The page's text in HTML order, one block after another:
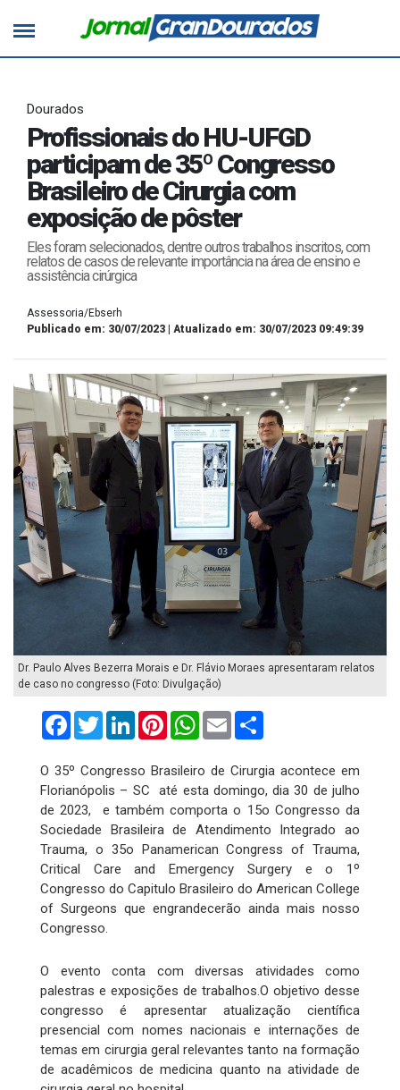
Dourados
Profissionais do HU-UFGD
participam de 35º Congresso
Brasileiro de Cirurgia com
exposição de pôster
Eles foram selecionados, dentre outros trabalhos inscritos, com
relatos de casos de relevante importância na área de ensino e
assistência cirúrgica
Assessoria/Ebserh
Publicado em: 30/07/2023 | Atualizado em: 30/07/2023 09:49:39
Dr. Paulo Alves Bezerra Morais e Dr. Flávio Moraes apresentaram relatos
de caso no congresso (Foto: Divulgação)
FacebookTwitterLinkedInPinterestWhatsApp
Email
O 35º Congresso Brasileiro de Cirurgia acontece em
Florianópolis – SC até esta domingo, dia 30 de julho
de 2023, e também comporta o 15o Congresso da
Sociedade Brasileira de Atendimento Integrado ao
Trauma, o 35o Panamerican Congress of Trauma,
Critical Care and Emergency Surgery e o 1º
Congresso do Capitulo Brasileiro do American College
of Surgeons que engrandecerão ainda mais nosso
Congresso.
O evento conta com diversas atividades como
palestras e exposições de trabalhos.O objetivo desse
congresso é apresentar atualização científica
presencial com nomes nacionais e internações de
temas em cirurgia geral relevantes tanto na formação
de acadêmicos de medicina quanto na atividade de